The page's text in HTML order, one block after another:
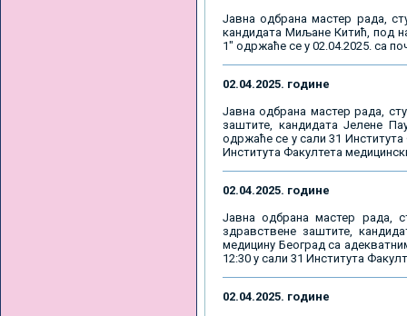
Јавна одбрана мастер рада,
кандидата Миљане Китић, под
1" одржаће се у 02.04.2025. са
02.04.2025. године
Јавна одбрана мастер рада,
заштите, кандидата Јелене
одржаће се у сали 31 Института
Института Факултета
02.04.2025. године
Јавна одбрана мастер рада,
здравствене заштите,
медицину Београд са
12:30 у сали 31 Института
02.04.2025. године